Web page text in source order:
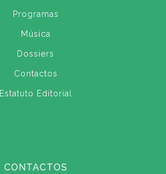
Programas
Música
Dossiers
Contactos
Estatuto Editorial
CONTACTOS